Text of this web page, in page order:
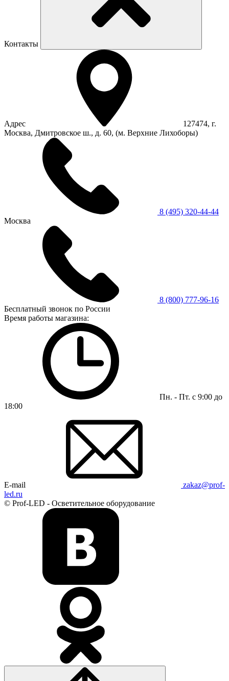
Контакты
Адрес
127474, г.
Москва, Дмитровское ш., д. 60, (м. Верхние Лихоборы)
8 (495) 320-44-44
Москва
8 (800) 777-96-16
Бесплатный звонок по России
Время работы магазина:
Пн. - Пт. с 9:00 до
18:00
E-mail
zakaz@prof-
led.ru
© Prof-LED - Осветительное оборудование